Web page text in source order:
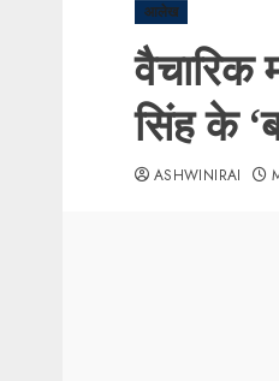
आलेख
वैचारिक
सिंह के
ASHWINIRAI